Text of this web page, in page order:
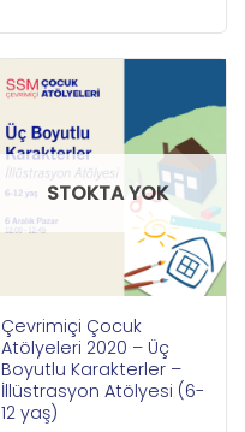
STOKTA YOK
Çevrimiçi Çocuk
Atölyeleri 2020 – Üç
Boyutlu Karakterler –
İllüstrasyon Atölyesi (6-
12 yaş)